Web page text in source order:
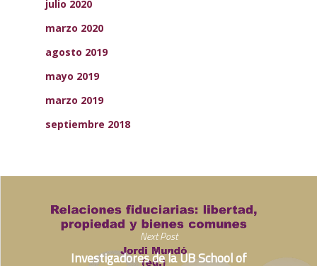
julio 2020
marzo 2020
agosto 2019
mayo 2019
marzo 2019
septiembre 2018
Next Post
Investigadores de la UB School of